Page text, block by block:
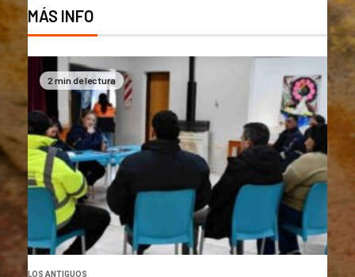
MÁS INFO
2 min de lectura
LOS ANTIGUOS